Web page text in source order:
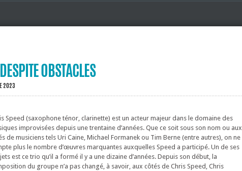
OBSTACLES
2023
Speed (saxophone ténor, clarinette) est un acteur majeur dans le domaine des
improvisées depuis une trentaine d’années. Que ce soit sous son nom ou aux
de musiciens tels Uri Caine, Michael Formanek ou Tim Berne (entre autres), on ne
plus le nombre d’œuvres marquantes auxquelles Speed a participé. Un de ses
est ce trio qu’il a formé il y a une dizaine d’années. Depuis son début, la
du groupe n’a pas changé, à savoir, aux côtés de Chris Speed, Chris